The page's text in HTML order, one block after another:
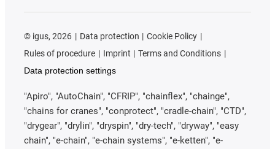
© igus, 2026 Data protection
Cookie Policy
Rules of procedure
Imprint
Terms and Conditions
Data protection settings
"Apiro", "AutoChain", "CFRIP", "chainflex", "chainge",
"chains for cranes", "conprotect", "cradle-chain", "CTD",
"drygear", "drylin", "dryspin", "dry-tech", "dryway", "easy
chain", "e-chain", "e-chain systems", "e-ketten", "e-